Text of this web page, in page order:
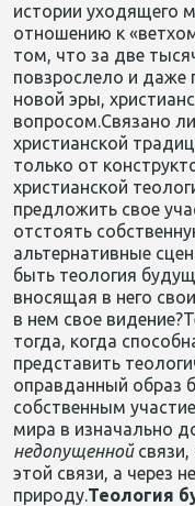
истории уходящего
отношению к
том, что за две
повзрослело и даже
новой эры,
вопросом.Связано
христианской
только от
христианской
предложить свое
отстоять
альтернативные
быть теология
вносящая в него
в нем свое
тогда, когда
представить
оправданный образ
собственным
мира в изначально
недопущеннойсвязи,
этой связи, а через
природу.Теология